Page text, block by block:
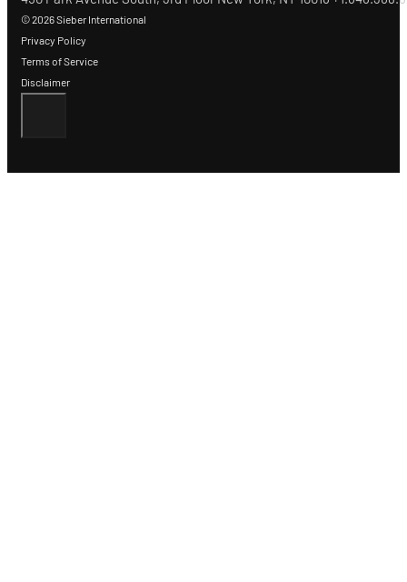
© 2026 Sieber International
Privacy Policy
Terms of Service
Disclaimer